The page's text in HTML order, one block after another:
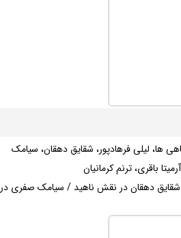
ها، لیلی فرهادپور، شقایق دهقان، سیامک
باقری، ترنم کرمانیان
دهقان در نقش ناهید / سیامک صفری در